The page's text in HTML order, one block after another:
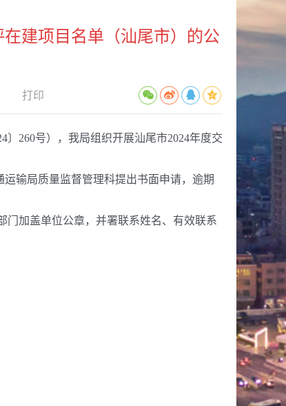
建项目名单（汕尾市）的公
打印
260号），我局组织开展汕尾市2024年度交
输局质量监督管理科提出书面申请，逾期
加盖单位公章，并署联系姓名、有效联系